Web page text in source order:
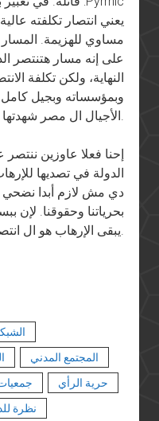
مساوي للهزيمة. المسار
على إنه مسار هتنتصر
النهاية، ولكن تكلفة
وبمؤسساته وبجيل
إحنا فعلا عاوزين
الدولة في تصديها
دي مش لازم أبدا نضحي
بحرياتنا وحقوقنا. لإن
المجتمع المدني
حرية الرأي
نظرة